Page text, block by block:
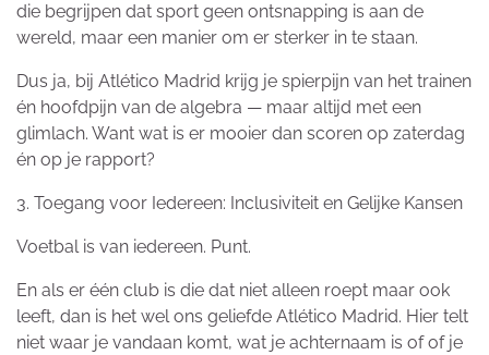
die begrijpen dat sport geen ontsnapping is aan de
wereld, maar een manier om er sterker in te staan.
Dus ja, bij Atlético Madrid krijg je spierpijn van het trainen
én hoofdpijn van de algebra — maar altijd met een
glimlach. Want wat is er mooier dan scoren op zaterdag
én op je rapport?
3. Toegang voor Iedereen: Inclusiviteit en Gelijke Kansen
Voetbal is van iedereen. Punt.
En als er één club is die dat niet alleen roept maar ook
leeft, dan is het wel ons geliefde Atlético Madrid. Hier telt
niet waar je vandaan komt, wat je achternaam is of of je